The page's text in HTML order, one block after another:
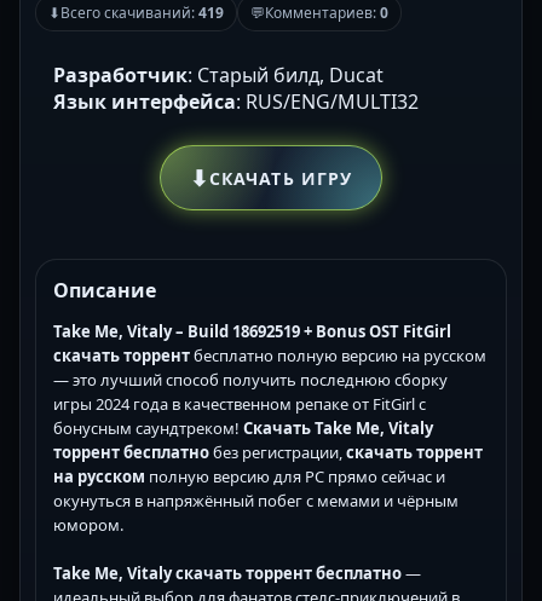
⬇Всего скачиваний:419 💬Комментариев:0
Разработчик: Старый билд, Ducat
Язык интерфейса: RUS/ENG/MULTI32
⬇СКАЧАТЬ ИГРУ
Описание
Take Me, Vitaly – Build 18692519 + Bonus OST FitGirl
скачать торрентбесплатно полную версию на русском
— это лучший способ получить последнюю сборку
игры 2024 года в качественном репаке от FitGirl с
бонусным саундтреком! Скачать Take Me, Vitaly
торрент бесплатнобез регистрации,скачать торрент
на русском полную версию для PC прямо сейчас и
окунуться в напряжённый побег с мемами и чёрным
юмором.
Take Me, Vitaly скачать торрент бесплатно—